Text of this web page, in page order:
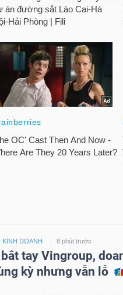
DOANH 8 phút trước
tay Vingroup,
kỳ nhưng vẫn lỗ